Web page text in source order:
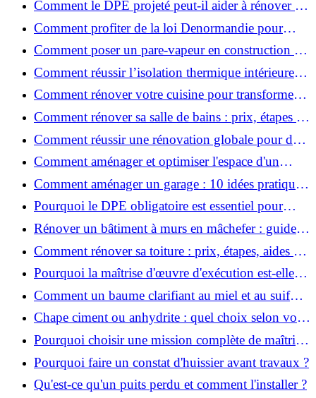
Comment le DPE projeté peut-il aider à rénover et
valoriser votre bien ?
Comment profiter de la loi Denormandie pour
investir dans l'ancien et défiscaliser ?
Comment poser un pare-vapeur en construction et
rénovation : rôle et erreurs à éviter?
Comment réussir l’isolation thermique intérieure
pour une maison économe en énergie ?
Comment rénover votre cuisine pour transformer
votre espace de vie ?
Comment rénover sa salle de bains : prix, étapes et
astuces ?
Comment réussir une rénovation globale pour des
économies et un confort durables?
Comment aménager et optimiser l'espace d'un
studio : 10 astuces pratiques ?
Comment aménager un garage : 10 idées pratiques
et efficaces ?
Pourquoi le DPE obligatoire est essentiel pour
vendre ou louer un bien ?
Rénover un bâtiment à murs en mâchefer : guide
pratique et solutions
Comment rénover sa toiture : prix, étapes, aides et
réglementation ?
Pourquoi la maîtrise d'œuvre d'exécution est-elle
indispensable pour vos chantiers ?
Comment un baume clarifiant au miel et au suif
peut-il purifier la peau ?
Chape ciment ou anhydrite : quel choix selon votre
projet ?
Pourquoi choisir une mission complète de maîtrise
d’œuvre pour réussir vos projets?
Pourquoi faire un constat d'huissier avant travaux ?
Qu'est-ce qu'un puits perdu et comment l'installer ?